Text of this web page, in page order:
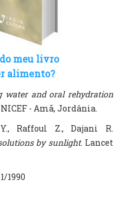
meu livro
alimento?
water and oral rehydration
- Amã, Jordânia.
Raffoul Z., Dajani R.
by sunlight. Lancet
1990